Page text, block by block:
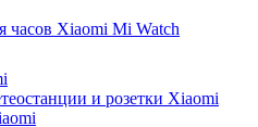
часов Xiaomi Mi Watch
и розетки Xiaomi